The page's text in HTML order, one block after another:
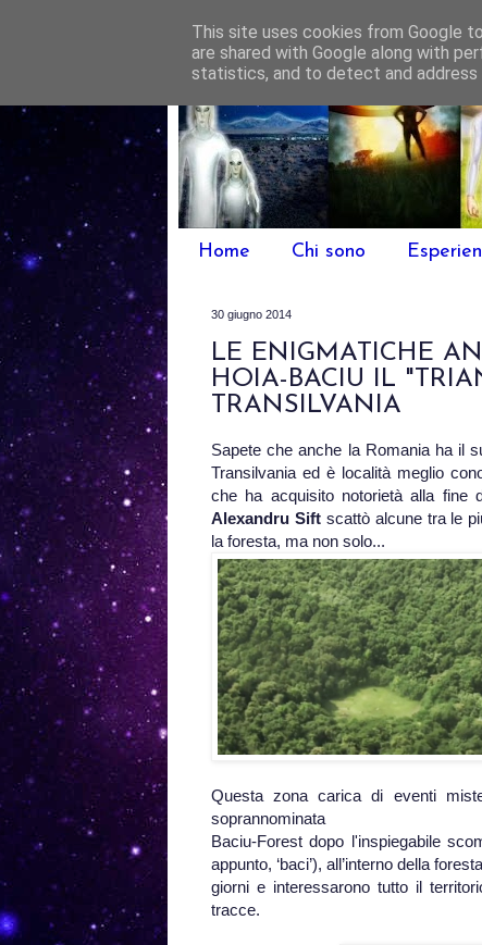
Home Chi sono
30 giugno 2014
LE ENIGMATICHE
HOIA-BACIU IL
TRANSILVANIA
Sapete che anche la Romania ha il
Transilvania ed è località meglio
che ha acquisito notorietà alla fine
Alexandru Siftscattò alcune tra le
la foresta, ma non solo...
Questa zona carica di eventi
soprannominata
Baciu-Forest dopo l'inspiegabile
appunto, ‘baci’), all’interno della
giorni e interessarono tutto il
tracce.
This site uses cookies from Google
are shared with Google along with
statistics, and to detect and address